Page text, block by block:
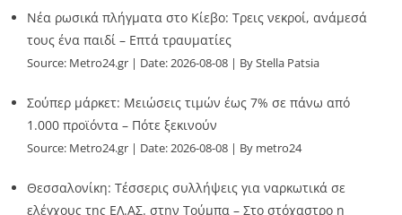
Νέα ρωσικά πλήγματα στο Κίεβο: Τρεις νεκροί, ανάμεσά
τους ένα παιδί – Επτά τραυματίες
Source: Metro24.gr Date: 2026-08-08 By Stella Patsia
Σούπερ μάρκετ: Μειώσεις τιμών έως 7% σε πάνω από
1.000 προϊόντα – Πότε ξεκινούν
Source: Metro24.gr Date: 2026-08-08 By metro24
Θεσσαλονίκη: Τέσσερις συλλήψεις για ναρκωτικά σε
ελέγχους της ΕΛ.ΑΣ. στην Τούμπα – Στο στόχαστρο η